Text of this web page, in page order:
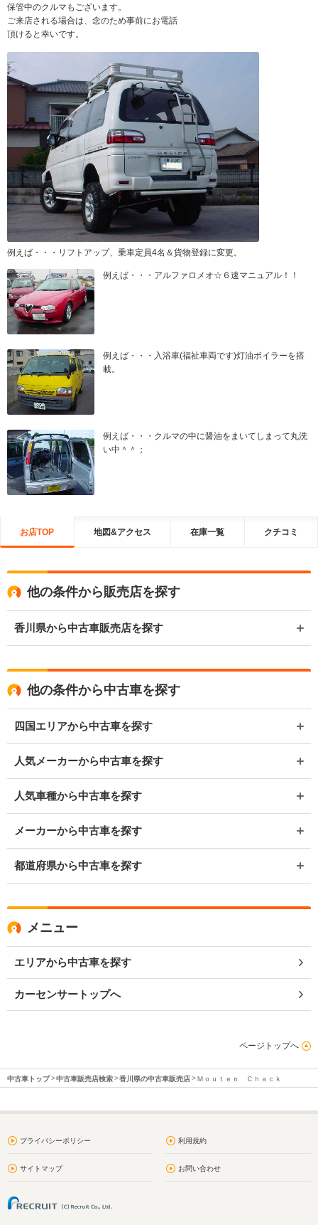
保管中のクルマもございます。
ご来店される場合は、念のため事前にお電話
頂けると幸いです。
例えば・・・リフトアップ、乗車定員4名＆貨物登録に変更。
例えば・・・アルファロメオ☆６速マニュアル！！
例えば・・・入浴車(福祉車両です)灯油ボイラーを搭
載。
例えば・・・クルマの中に醤油をまいてしまって丸洗
い中＾＾；
お店TOP 地図&アクセス 在庫一覧 クチコミ
他の条件から販売店を探す
香川県から中古車販売店を探す
他の条件から中古車を探す
四国エリアから中古車を探す
人気メーカーから中古車を探す
人気車種から中古車を探す
メーカーから中古車を探す
都道府県から中古車を探す
メニュー
エリアから中古車を探す
カーセンサートップへ
ページトップへ
中古車トップ 中古車販売店検索 香川県の中古車販売店 Ｍｏｕｔｅｎ Ｃｈａｃｋ
プライバシーポリシー 利用規約
サイトマップ お問い合わせ